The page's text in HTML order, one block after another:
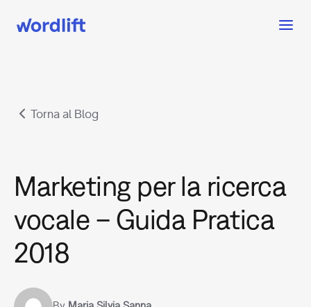
Torna al Blog
Marketing per la ricerca
vocale – Guida Pratica
2018